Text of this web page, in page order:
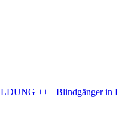
+++ Blindgänger in Köln